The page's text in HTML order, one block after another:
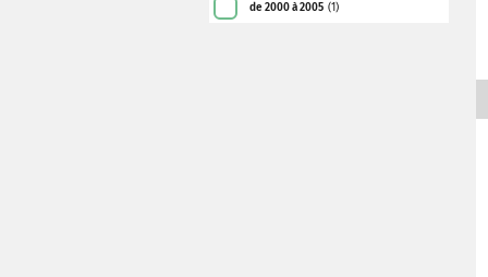
de 2000 à 2005 (1)